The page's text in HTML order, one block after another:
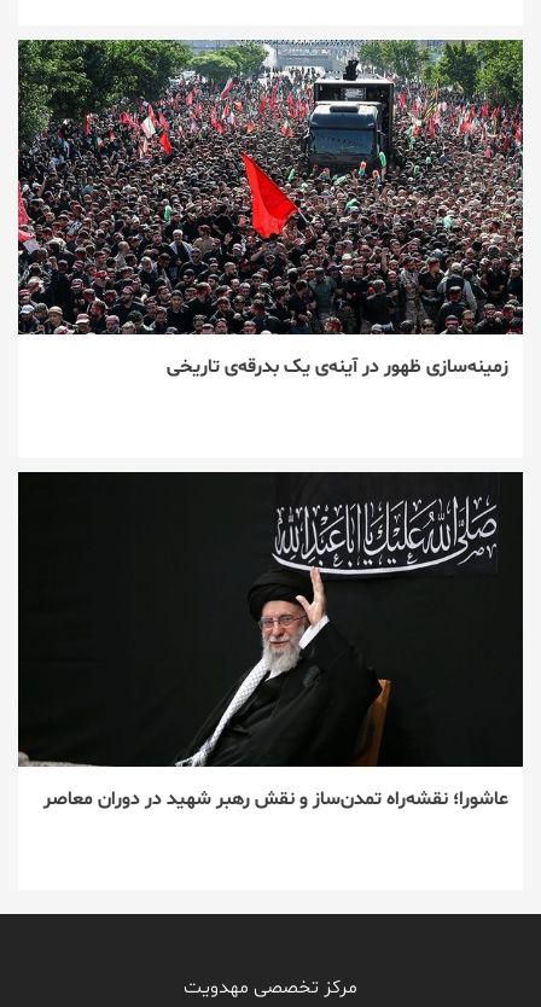
زمینه‌سازی ظهور در آینه‌ی یک بدرقه‌ی تاریخی
عاشورا؛ نقشه‌راه تمدن‌ساز و نقش رهبر شهید در دوران معاصر
مرکز تخصصی مهدویت